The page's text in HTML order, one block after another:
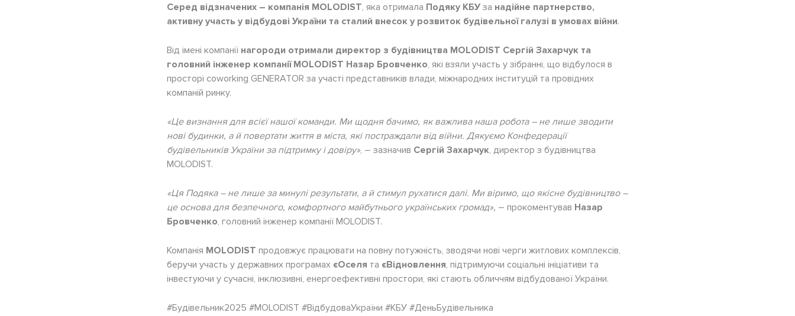
Серед відзначених – компанія MOLODIST, яка отримала Подяку КБУ за надійне партнерство,
активну участь у відбудові України та сталий внесок у розвиток будівельної галузі в умовах війни.
Від імені компанії нагороди отримали директор з будівництва MOLODIST Сергій Захарчук та
головний інженер компанії MOLODIST Назар Бровченко, які взяли участь у зібранні, що відбулося в
просторі coworking GENERATOR за участі представників влади, міжнародних інституцій та провідних
компаній ринку.
«Це визнання для всієї нашої команди. Ми щодня бачимо, як важлива наша робота – не лише зводити
нові будинки, а й повертати життя в міста, які постраждали від війни. Дякуємо Конфедерації
будівельників України за підтримку і довіру», – зазначив Сергій Захарчук, директор з будівництва
MOLODIST.
«Ця Подяка – не лише за минулі результати, а й стимул рухатися далі. Ми віримо, що якісне будівництво –
це основа для безпечного, комфортного майбутнього українських громад», – прокоментував Назар
Бровченко, головний інженер компанії MOLODIST.
Компанія MOLODIST продовжує працювати на повну потужність, зводячи нові черги житлових комплексів,
беручи участь у державних програмах єОселя та єВідновлення, підтримуючи соціальні ініціативи та
інвестуючи у сучасні, інклюзивні, енергоефективні простори, які стають обличчям відбудованої України.
#Будівельник2025 #MOLODIST #ВідбудоваУкраїни #КБУ #ДеньБудівельника